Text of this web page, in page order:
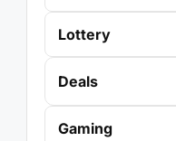
Lottery
Deals
Gaming